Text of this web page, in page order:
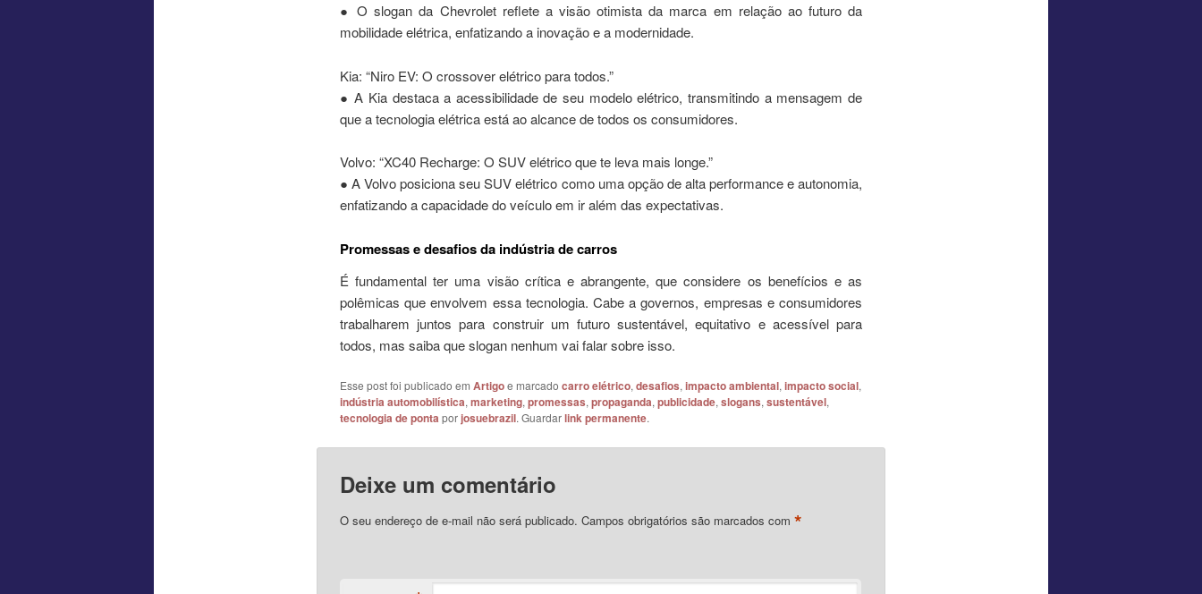
● O slogan da Chevrolet reflete a visão otimista da marca em relação ao futuro da
mobilidade elétrica, enfatizando a inovação e a modernidade.
Kia: “Niro EV: O crossover elétrico para todos.”
● A Kia destaca a acessibilidade de seu modelo elétrico, transmitindo a mensagem de
que a tecnologia elétrica está ao alcance de todos os consumidores.
Volvo: “XC40 Recharge: O SUV elétrico que te leva mais longe.”
● A Volvo posiciona seu SUV elétrico como uma opção de alta performance e autonomia,
enfatizando a capacidade do veículo em ir além das expectativas.
Promessas e desafios da indústria de carros
É fundamental ter uma visão crítica e abrangente, que considere os benefícios e as
polêmicas que envolvem essa tecnologia. Cabe a governos, empresas e consumidores
trabalharem juntos para construir um futuro sustentável, equitativo e acessível para
todos, mas saiba que slogan nenhum vai falar sobre isso.
Esse post foi publicado em Artigoe marcado carro elétrico, desafios, impacto ambiental, impacto social,
indústria automobilística, marketing, promessas, propaganda, publicidade, slogans, sustentável,
tecnologia de ponta porjosuebrazil. Guardarlink permanente.
Deixe um comentário
O seu endereço de e-mail não será publicado. Campos obrigatórios são marcados com *